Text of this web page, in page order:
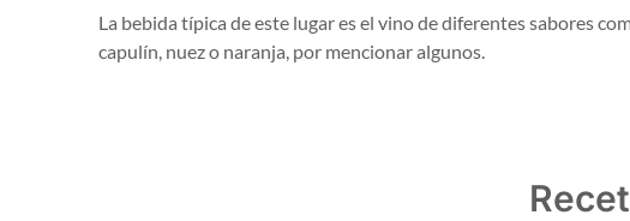
La bebida típica de este lugar es el vino de diferentes sabores
capulín, nuez o naranja, por mencionar algunos.